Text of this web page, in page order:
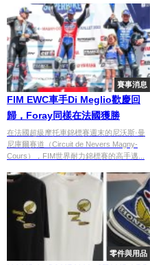
賽事消息
FIM EWC車手Di Meglio歡慶回
歸，Foray同樣在法國獲勝
在法國超級摩托車錦標賽週末的尼沃斯·曼
尼庫爾賽道（Circuit de Nevers Magny-
Cours），FIM世界耐力錦標賽的高手邁...
零件與用品